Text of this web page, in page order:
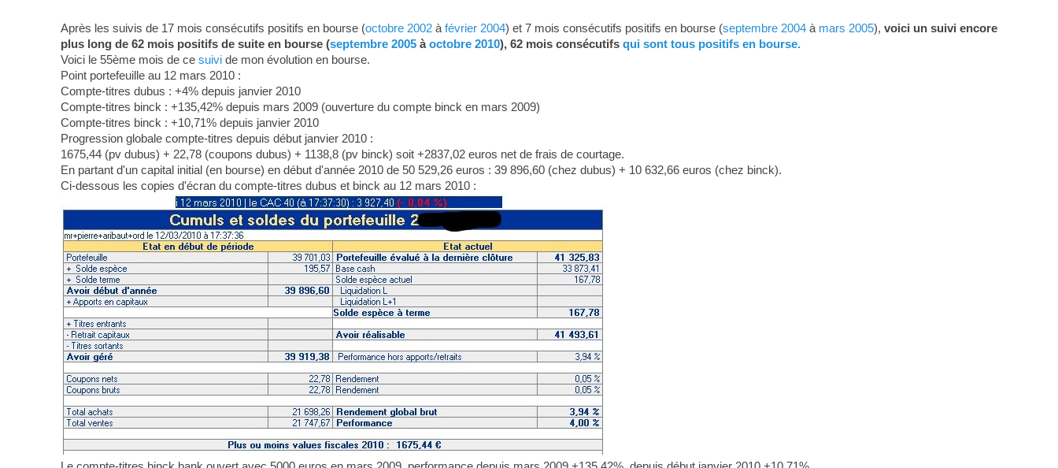
Après les suivis de 17 mois consécutifs positifs en bourse (octobre 2002à février 2004) et 7 mois consécutifs positifs en bourse (septembre 2004à mars 2005), voici un suivi encore
plus long de 62 mois positifs de suite en bourse (septembre 2005àoctobre 2010), 62 mois consécutifs qui sont tous positifs en bourse.
Voici le 55ème mois de ce suivide mon évolution en bourse.
Point portefeuille au 12 mars 2010 :
Compte-titres dubus : +4% depuis janvier 2010
Compte-titres binck : +135,42% depuis mars 2009 (ouverture du compte binck en mars 2009)
Compte-titres binck : +10,71% depuis janvier 2010
Progression globale compte-titres depuis début janvier 2010 :
1675,44 (pv dubus) + 22,78 (coupons dubus) + 1138,8 (pv binck) soit +2837,02 euros net de frais de courtage.
En partant d'un capital initial (en bourse) en début d'année 2010 de 50 529,26 euros : 39 896,60 (chez dubus) + 10 632,66 euros (chez binck).
Ci-dessous les copies d'écran du compte-titres dubus et binck au 12 mars 2010 :